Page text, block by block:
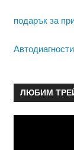
подарък за
ЛЮБИМ